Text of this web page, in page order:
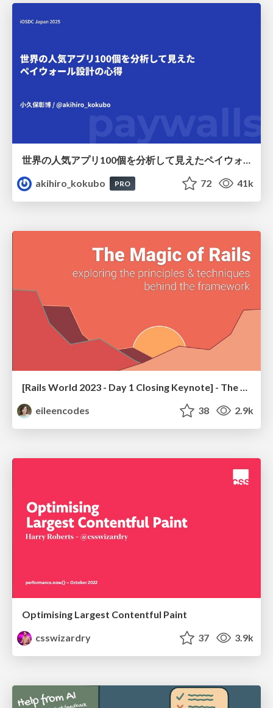
akihiro_kokubo
PRO 72 41k
[Rails World 2023 - Day 1 Closing Keynote] - The Magic of Rails
eileencodes
38 2.9k
Optimising Largest Contentful Paint
csswizardry
37 3.9k